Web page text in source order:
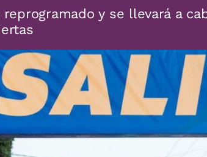
y se llevará a